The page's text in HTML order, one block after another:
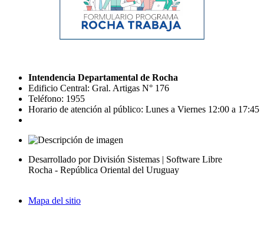
Intendencia Departamental de Rocha
Edificio Central: Gral. Artigas N° 176
Teléfono: 1955
Horario de atención al público: Lunes a Viernes 12:00 a 17:45
Desarrollado por División Sistemas | Software Libre
Rocha - República Oriental del Uruguay
Mapa del sitio